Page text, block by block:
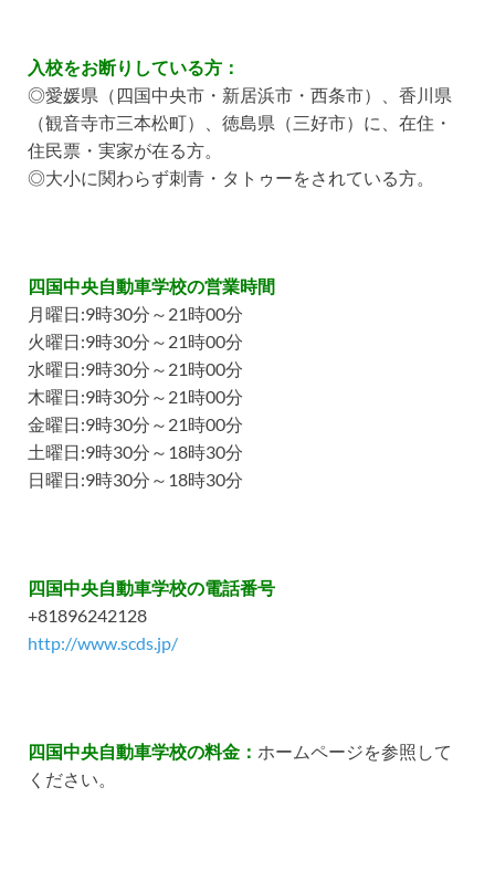
入校をお断りしている方：
◎愛媛県（四国中央市・新居浜市・西条市）、香川県
（観音寺市三本松町）、徳島県（三好市）に、在住・
住民票・実家が在る方。
◎大小に関わらず刺青・タトゥーをされている方。
四国中央自動車学校の営業時間
月曜日:9時30分～21時00分
火曜日:9時30分～21時00分
水曜日:9時30分～21時00分
木曜日:9時30分～21時00分
金曜日:9時30分～21時00分
土曜日:9時30分～18時30分
日曜日:9時30分～18時30分
四国中央自動車学校の電話番号
+81896242128
http://www.scds.jp/
四国中央自動車学校の料金： ホームページを参照して
ください。